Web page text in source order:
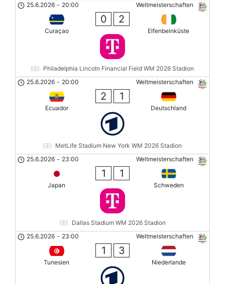
Weltmeisterschaften
25.6.2026 - 20:00
Curaçao
0 2
Elfenbeinküste
Philadelphia Lincoln Financial Field WM 2026 Stadion
Weltmeisterschaften
25.6.2026 - 20:00
Ecuador
2 1
Deutschland
MetLife Stadium New York WM 2026 Stadion
Weltmeisterschaften
25.6.2026 - 23:00
Japan
1 1
Schweden
Dallas Stadium WM 2026 Stadion
Weltmeisterschaften
25.6.2026 - 23:00
Tunesien
1 3
Niederlande